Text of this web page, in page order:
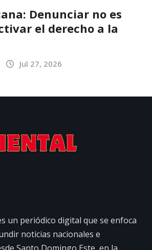
Denunciar no es
el derecho a la
Jul 27, 2026
un periódico digital que se enfoca
noticias nacionales e